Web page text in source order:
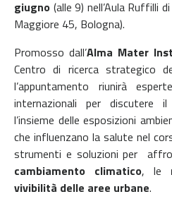
giugno (alle 9) nell’Aula Ruffilli di
Maggiore 45, Bologna).
Promosso dall’Alma Mater
Centro di ricerca strategico
l’appuntamento riunirà
internazionali per discutere il
l’insieme delle esposizioni
che influenzano la salute nel
strumenti e soluzioni per
cambiamento climatico, le
vivibilità delle aree urbane.